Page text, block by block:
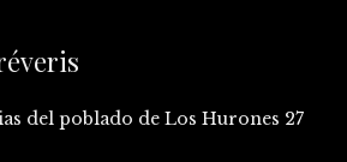
del poblado de Los Hurones 27